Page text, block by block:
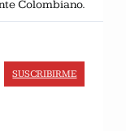
Colombiano.
SUSCRIBIRME